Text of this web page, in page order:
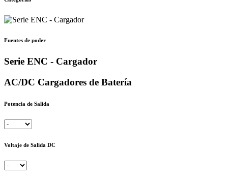
Fuentes de poder
Serie ENC - Cargador
AC/DC Cargadores de Batería
Potencia de Salida
Voltaje de Salida DC